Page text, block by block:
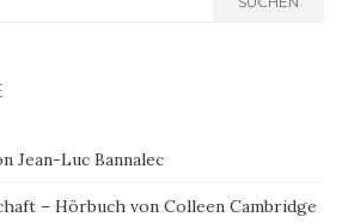
Jean-Luc Bannalec
– Hörbuch von Colleen Cambridge